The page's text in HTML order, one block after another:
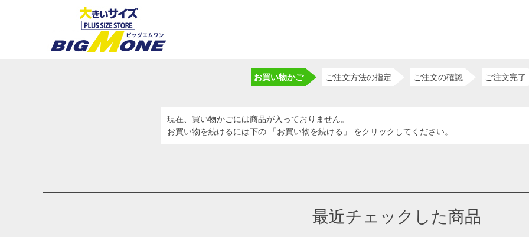
お買い物かご ご注文方法の指定 ご注文の確認 ご注文完了
現在、買い物かごには商品が入っておりません。
お買い物を続けるには下の 「お買い物を続ける」 をクリックしてください。
最近チェックした商品